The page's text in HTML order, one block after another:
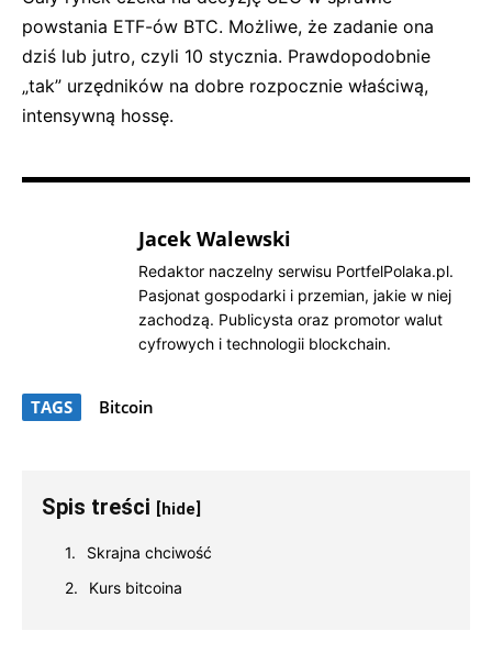
powstania ETF-ów BTC. Możliwe, że zadanie ona
dziś lub jutro, czyli 10 stycznia. Prawdopodobnie
„tak” urzędników na dobre rozpocznie właściwą,
intensywną hossę.
Jacek Walewski
Redaktor naczelny serwisu PortfelPolaka.pl.
Pasjonat gospodarki i przemian, jakie w niej
zachodzą. Publicysta oraz promotor walut
cyfrowych i technologii blockchain.
TAGS Bitcoin
Spis treści [hide]
Skrajna chciwość
Kurs bitcoina